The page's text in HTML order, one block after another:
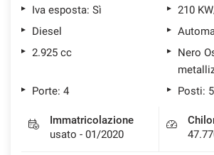
Iva esposta: Sì
210
Diesel
2.925 cc
Nero
Porte: 4
Posti: 5
Immatricolazione
usato - 01/2020